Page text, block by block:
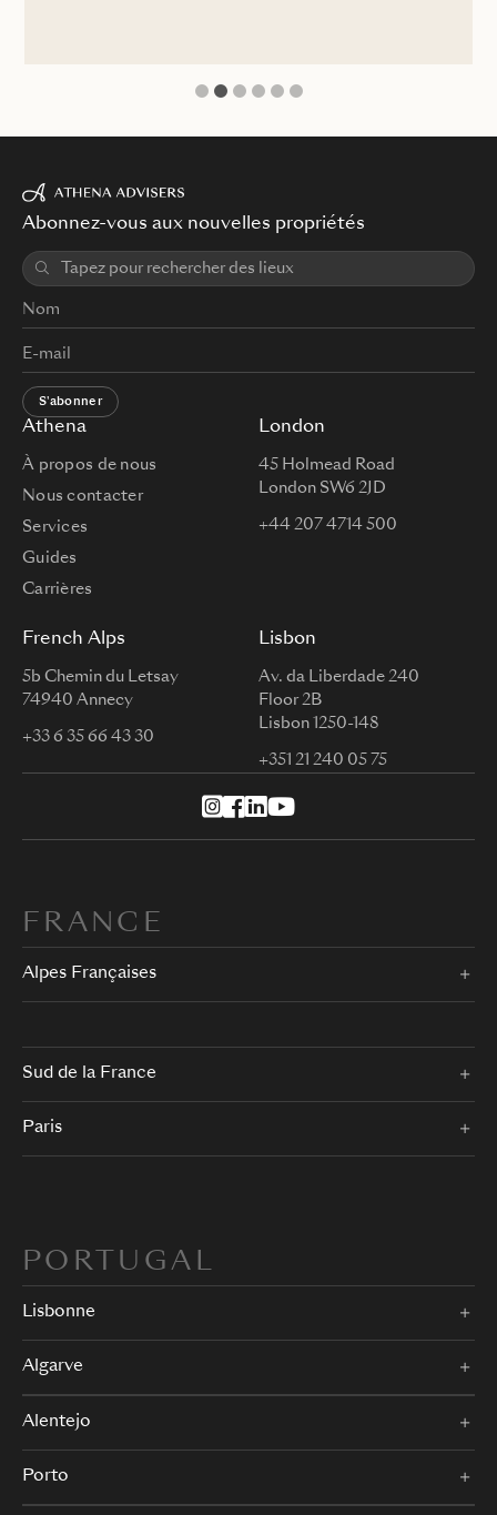
1 2 3
Athena
À propos de nous
Nous contacter
Services
Guides
Carrières
London
45 Holmead Road
London SW6 2JD
+44 207 4714 500
French Alps
5b Chemin du Letsay
74940 Annecy
+33 6 35 66 43 30
Lisbon
Av. da Liberdade 240
Floor 2B
Lisbon 1250-148
+351 21 240 05 75
Abonnez-vous aux nouvelles propriétés
S'abonner
FRANCE
Alpes Françaises
Sud de la France
Paris
PORTUGAL
Lisbonne
Algarve
Alentejo
Porto